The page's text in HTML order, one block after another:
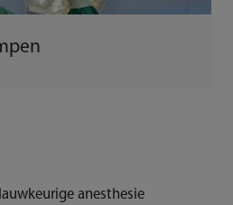
anesthesie